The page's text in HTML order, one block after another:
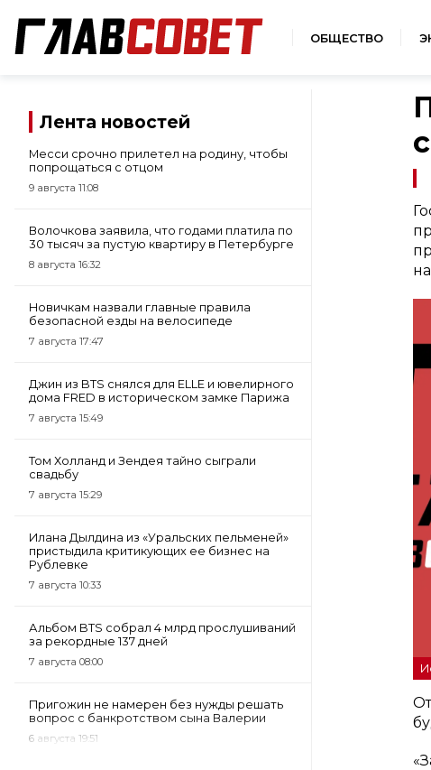
ОБЩЕСТВО
Лента новостей
Месси срочно прилетел на родину, чтобы
попрощаться с отцом
9 августа 11:08
Волочкова заявила, что годами платила по
30 тысяч за пустую квартиру в Петербурге
8 августа 16:32
Новичкам назвали главные правила
безопасной езды на велосипеде
7 августа 17:47
Джин из BTS снялся для ELLE и ювелирного
дома FRED в историческом замке Парижа
7 августа 15:49
Том Холланд и Зендея тайно сыграли
свадьбу
7 августа 15:29
Илана Дылдина из «Уральских пельменей»
пристыдила критикующих ее бизнес на
Рублевке
7 августа 10:33
Альбом BTS собрал 4 млрд прослушиваний
за рекордные 137 дней
7 августа 08:00
Пригожин не намерен без нужды решать
вопрос с банкротством сына Валерии
6 августа 19:51
на